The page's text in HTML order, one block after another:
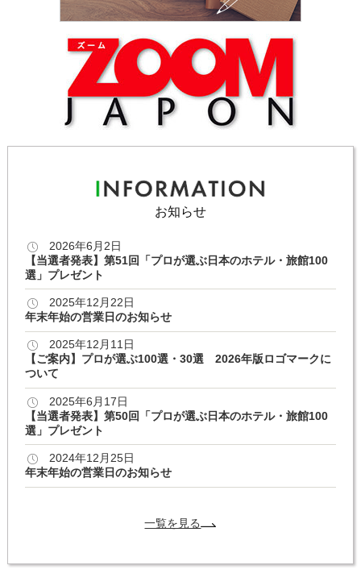
お知らせ
2026年6月2日
【当選者発表】第51回「プロが選ぶ日本のホテル・旅館100
選」プレゼント
2025年12月22日
年末年始の営業日のお知らせ
2025年12月11日
【ご案内】プロが選ぶ100選・30選 2026年版ロゴマークに
ついて
2025年6月17日
【当選者発表】第50回「プロが選ぶ日本のホテル・旅館100
選」プレゼント
2024年12月25日
年末年始の営業日のお知らせ
一覧を見る